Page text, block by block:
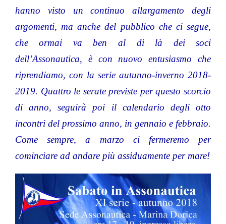
hanno visto un continuo allargamento degli
argomenti, ma anche del pubblico che ci segue,
che ormai va ben al di là dei soci
dell’Assonautica, è con nuovo entusiasmo che
riprendiamo, con la serie autunno-inverno 2018-
2019. Quattro le serate previste per questo scorcio
di anno, seguirà poi il calendario degli otto
incontri del prossimo anno, in gennaio e febbraio.
Come sempre, a marzo ci fermeremo per
cominciare ad andare più assiduamente per mare!